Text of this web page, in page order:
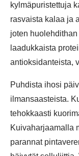
kylmäpuristettuja
rasvaista kalaa ja
joten
laadukkaista
antioksidanteista,
Puhdista ihosi
ilmansaasteista.
tehokkaasti
Kuivaharjaamalla
parannat